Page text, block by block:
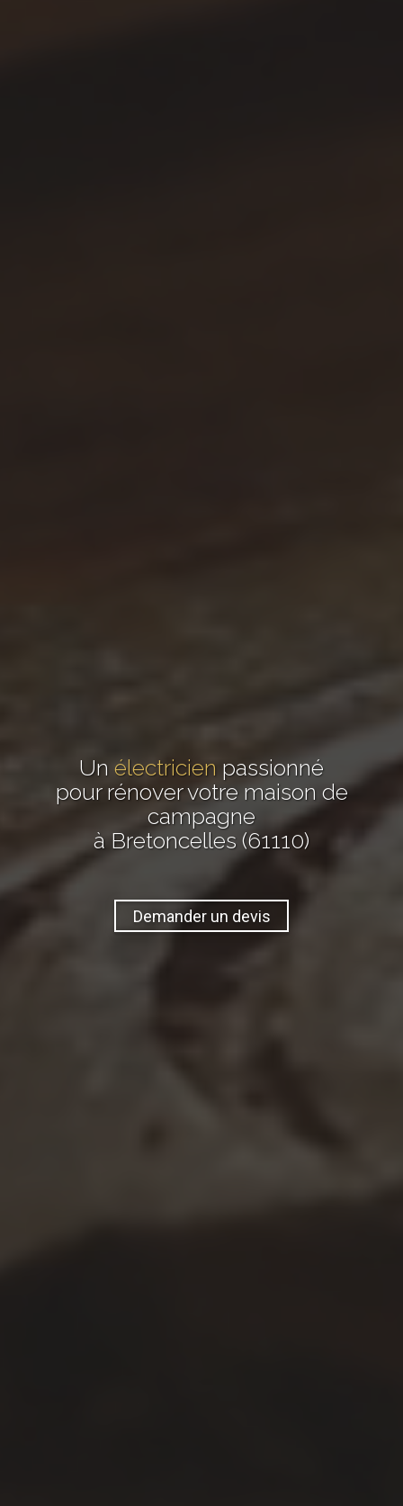
Un électricien passionné
pour rénover votre maison de
campagne
à Bretoncelles (61110)
Demander un devis